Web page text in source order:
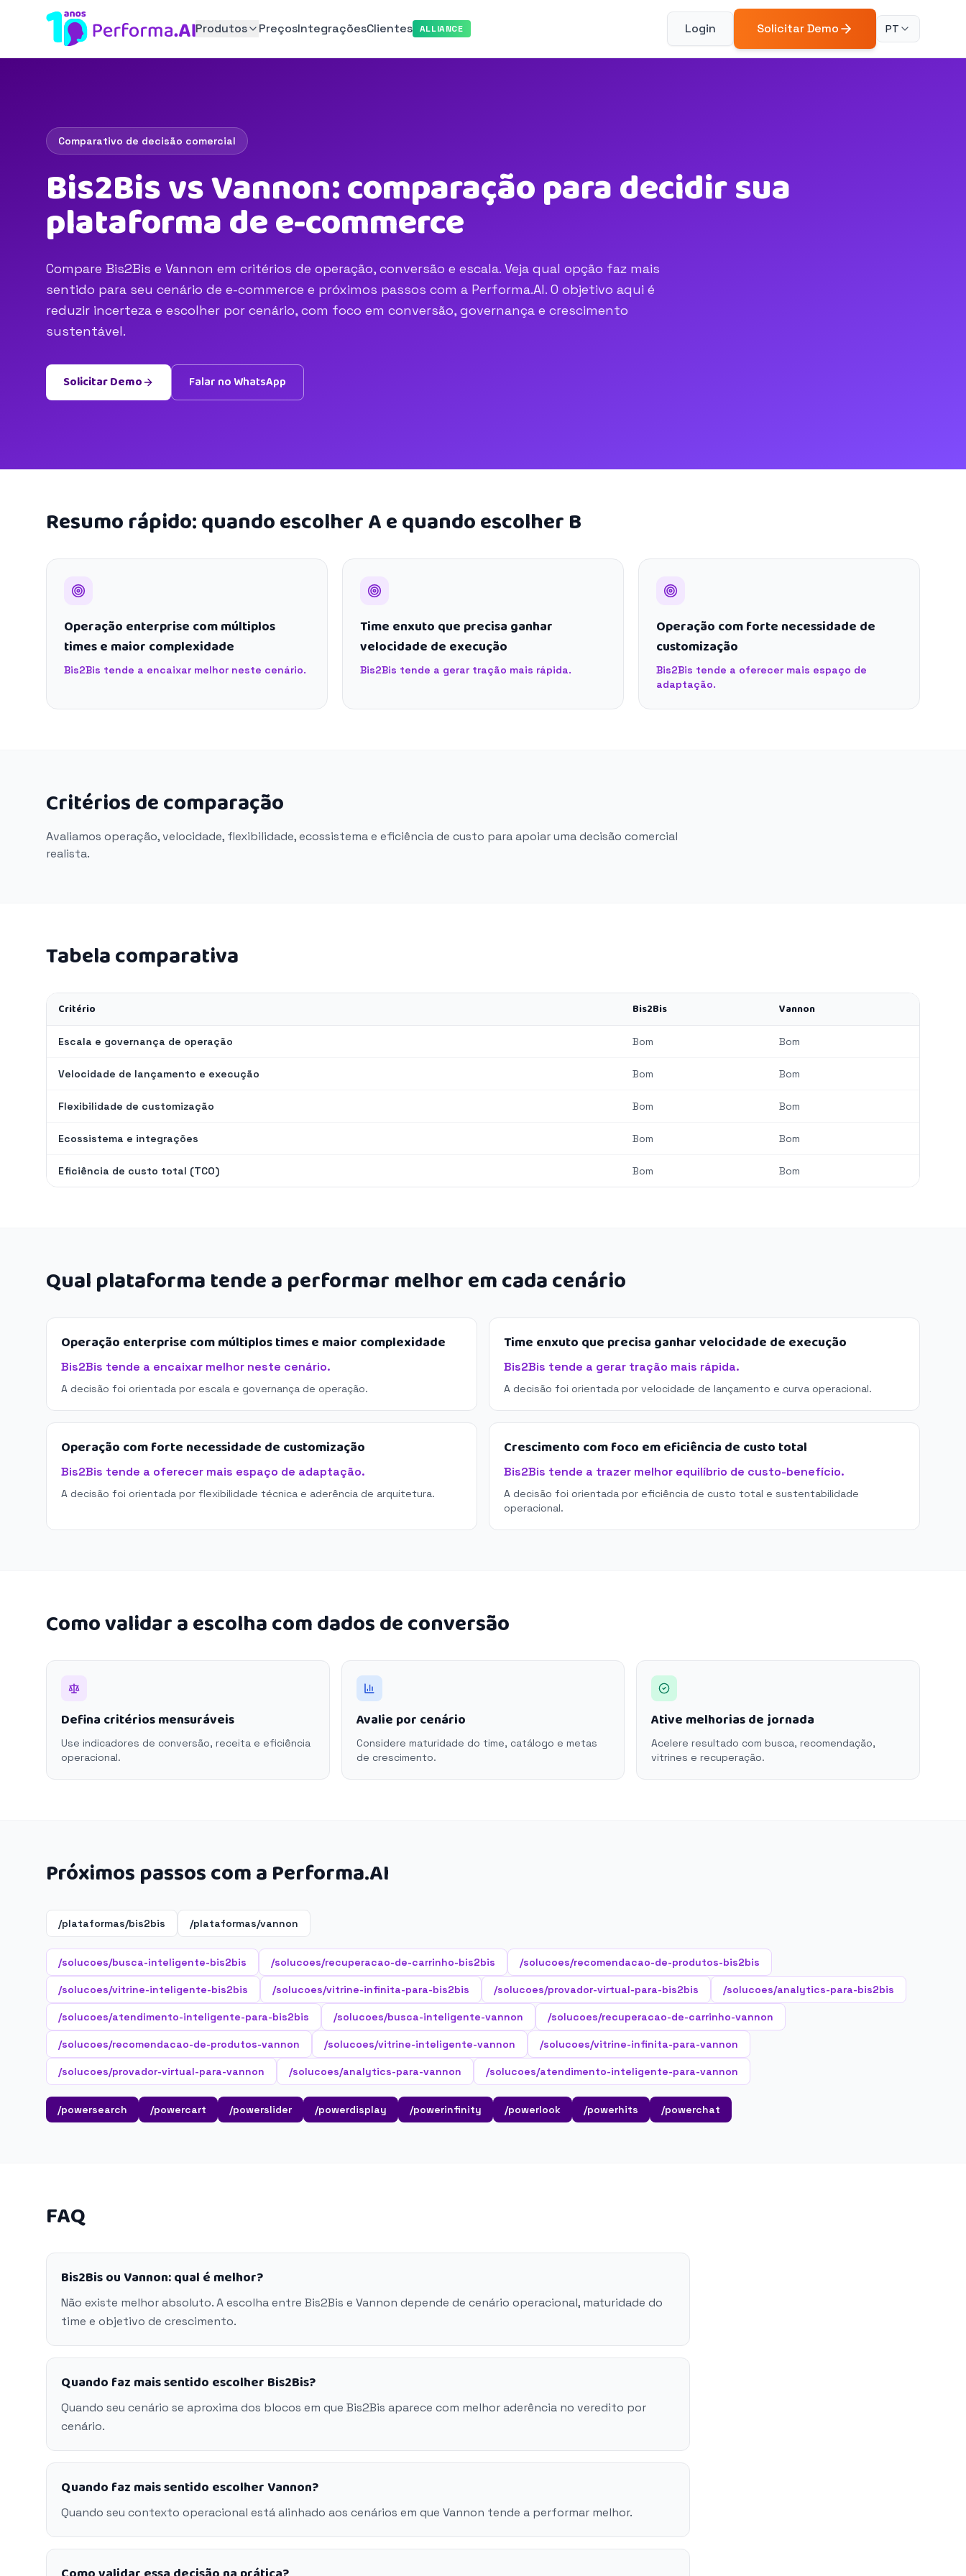
Produtos PreçosIntegraçõesClientes ALLIANCE Login Solicitar Demo PT
Comparativo de decisão comercial
Bis2Bis vs Vannon: comparação para decidir sua
plataforma de e-commerce
Compare Bis2Bis e Vannon em critérios de operação, conversão e escala. Veja qual opção faz mais
sentido para seu cenário de e-commerce e próximos passos com a Performa.AI. O objetivo aqui é
reduzir incerteza e escolher por cenário, com foco em conversão, governança e crescimento
sustentável.
Solicitar Demo Falar no WhatsApp
Resumo rápido: quando escolher A e quando escolher B
Operação enterprise com múltiplos
times e maior complexidade
Bis2Bis tende a encaixar melhor neste cenário.
Time enxuto que precisa ganhar
velocidade de execução
Bis2Bis tende a gerar tração mais rápida.
Operação com forte necessidade de
customização
Bis2Bis tende a oferecer mais espaço de
adaptação.
Critérios de comparação
Avaliamos operação, velocidade, flexibilidade, ecossistema e eficiência de custo para apoiar uma decisão comercial
realista.
Tabela comparativa
Critério Bis2Bis Vannon
Escala e governança de operação Bom Bom
Velocidade de lançamento e execução Bom Bom
Flexibilidade de customização Bom Bom
Ecossistema e integrações Bom Bom
Eficiência de custo total (TCO) Bom Bom
Qual plataforma tende a performar melhor em cada cenário
Operação enterprise com múltiplos times e maior complexidade
Bis2Bis tende a encaixar melhor neste cenário.
A decisão foi orientada por escala e governança de operação.
Time enxuto que precisa ganhar velocidade de execução
Bis2Bis tende a gerar tração mais rápida.
A decisão foi orientada por velocidade de lançamento e curva operacional.
Operação com forte necessidade de customização
Bis2Bis tende a oferecer mais espaço de adaptação.
A decisão foi orientada por flexibilidade técnica e aderência de arquitetura.
Crescimento com foco em eficiência de custo total
Bis2Bis tende a trazer melhor equilíbrio de custo-benefício.
A decisão foi orientada por eficiência de custo total e sustentabilidade
operacional.
Como validar a escolha com dados de conversão
Defina critérios mensuráveis
Use indicadores de conversão, receita e eficiência
operacional.
Avalie por cenário
Considere maturidade do time, catálogo e metas
de crescimento.
Ative melhorias de jornada
Acelere resultado com busca, recomendação,
vitrines e recuperação.
Próximos passos com a Performa.AI
/plataformas/bis2bis /plataformas/vannon
/solucoes/busca-inteligente-bis2bis /solucoes/recuperacao-de-carrinho-bis2bis /solucoes/recomendacao-de-produtos-bis2bis
/solucoes/vitrine-inteligente-bis2bis /solucoes/vitrine-infinita-para-bis2bis /solucoes/provador-virtual-para-bis2bis /solucoes/analytics-para-bis2bis
/solucoes/atendimento-inteligente-para-bis2bis /solucoes/busca-inteligente-vannon /solucoes/recuperacao-de-carrinho-vannon
/solucoes/recomendacao-de-produtos-vannon /solucoes/vitrine-inteligente-vannon /solucoes/vitrine-infinita-para-vannon
/solucoes/provador-virtual-para-vannon /solucoes/analytics-para-vannon /solucoes/atendimento-inteligente-para-vannon
/powersearch /powercart /powerslider /powerdisplay /powerinfinity /powerlook /powerhits /powerchat
FAQ
Bis2Bis ou Vannon: qual é melhor?
Não existe melhor absoluto. A escolha entre Bis2Bis e Vannon depende de cenário operacional, maturidade do
time e objetivo de crescimento.
Quando faz mais sentido escolher Bis2Bis?
Quando seu cenário se aproxima dos blocos em que Bis2Bis aparece com melhor aderência no veredito por
cenário.
Quando faz mais sentido escolher Vannon?
Quando seu contexto operacional está alinhado aos cenários em que Vannon tende a performar melhor.